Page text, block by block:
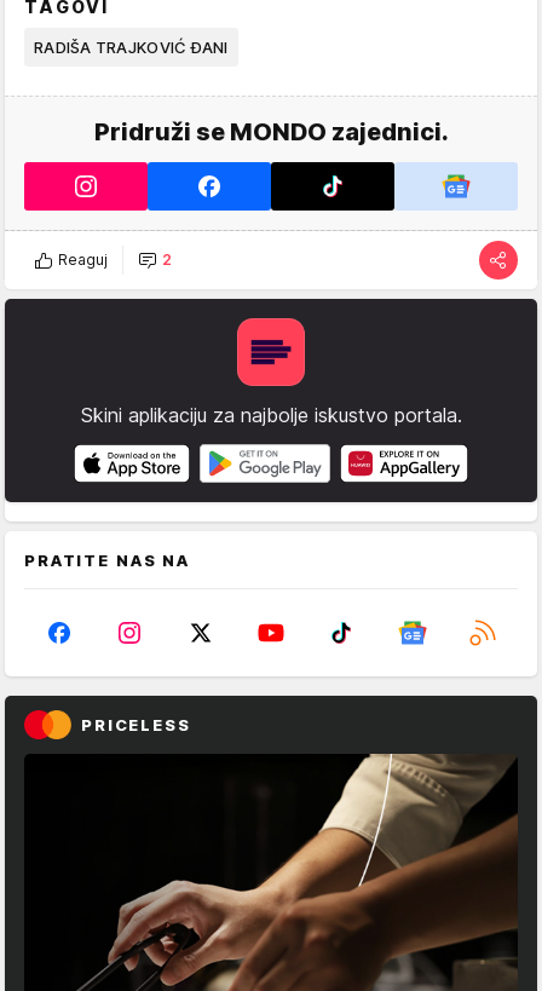
TAGOVI
RADIŠA TRAJKOVIĆ ĐANI
Pridruži se MONDO zajednici.
Reaguj 2
Skini aplikaciju za najbolje iskustvo portala.
PRATITE NAS NA
PRICELESS